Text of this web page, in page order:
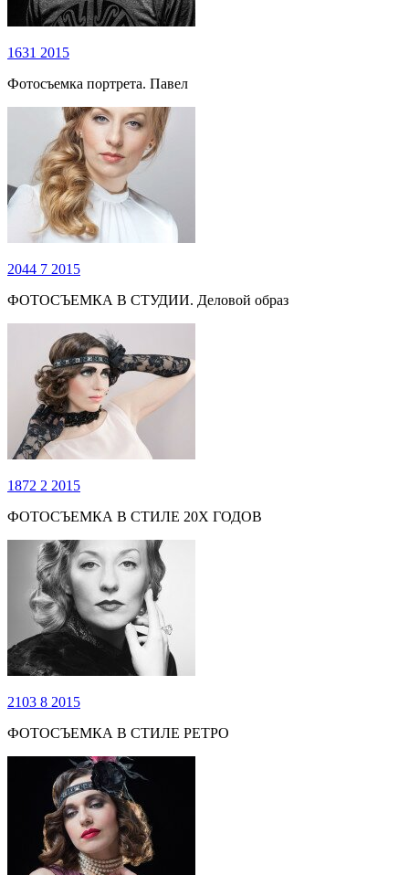
1631 2015
Фотосъемка портрета. Павел
2044 7 2015
ФОТОСЪЕМКА В СТУДИИ. Деловой образ
1872 2 2015
ФОТОСЪЕМКА В СТИЛЕ 20Х ГОДОВ
2103 8 2015
ФОТОСЪЕМКА В СТИЛЕ РЕТРО